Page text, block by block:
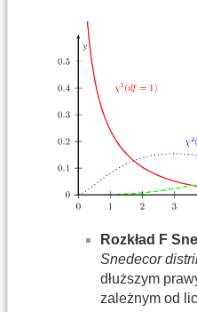
Rozkład F
Snedecor
dłuższym
zależnym od